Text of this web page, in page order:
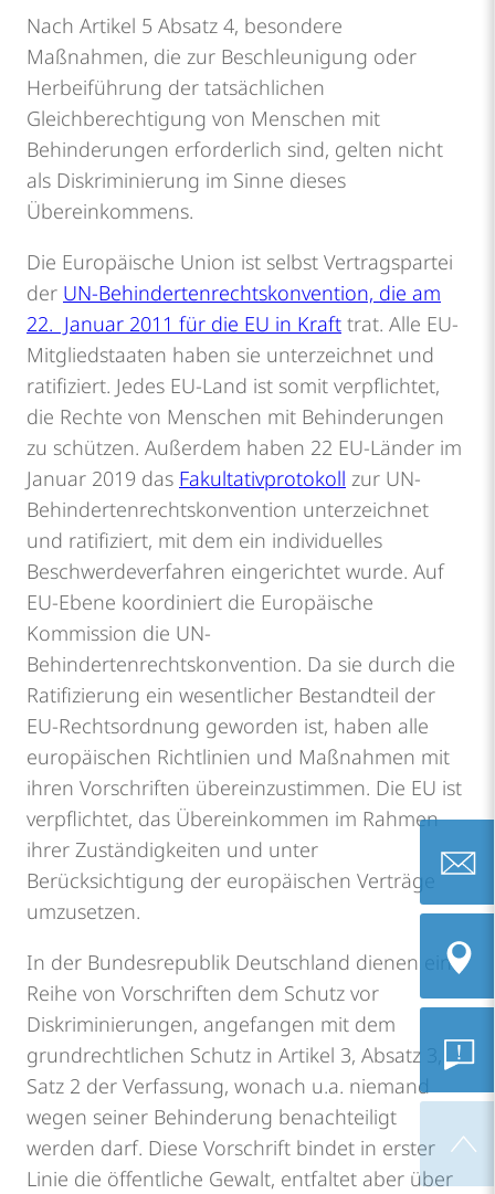
Nach Artikel 5 Absatz 4, besondere
Maßnahmen, die zur Beschleunigung oder
Herbeiführung der tatsächlichen
Gleichberechtigung von Menschen mit
Behinderungen erforderlich sind, gelten nicht
als Diskriminierung im Sinne dieses
Übereinkommens.
Die Europäische Union ist selbst Vertragspartei
der UN-Behindertenrechtskonvention, die am
22. Januar 2011 für die EU in Kraft trat. Alle EU-
Mitgliedstaaten haben sie unterzeichnet und
ratifiziert. Jedes EU-Land ist somit verpflichtet,
die Rechte von Menschen mit Behinderungen
zu schützen. Außerdem haben 22 EU-Länder im
Januar 2019 das Fakultativprotokoll zur UN-
Behindertenrechtskonvention unterzeichnet
und ratifiziert, mit dem ein individuelles
Beschwerdeverfahren eingerichtet wurde. Auf
EU-Ebene koordiniert die Europäische
Kommission die UN-
Behindertenrechtskonvention. Da sie durch die
Ratifizierung ein wesentlicher Bestandteil der
EU-Rechtsordnung geworden ist, haben alle
europäischen Richtlinien und Maßnahmen mit
ihren Vorschriften übereinzustimmen. Die EU ist
verpflichtet, das Übereinkommen im Rahmen
ihrer Zuständigkeiten und unter
Berücksichtigung der europäischen Verträge
umzusetzen.
In der Bundesrepublik Deutschland dienen eine
Reihe von Vorschriften dem Schutz vor
Diskriminierungen, angefangen mit dem
grundrechtlichen Schutz in Artikel 3, Absatz 3,
Satz 2 der Verfassung, wonach u.a. niemand
wegen seiner Behinderung benachteiligt
werden darf. Diese Vorschrift bindet in erster
Linie die öffentliche Gewalt, entfaltet aber über